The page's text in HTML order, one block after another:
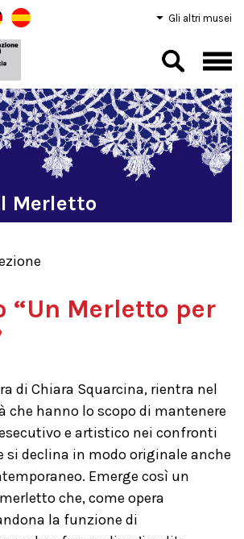
Gli altri musei
Merletto
“Un Merletto per
di Chiara Squarcina, rientra nel
che hanno lo scopo di mantenere
e artistico nei confronti
si declina in modo originale anche
Emerge così un
che, come opera
la funzione di